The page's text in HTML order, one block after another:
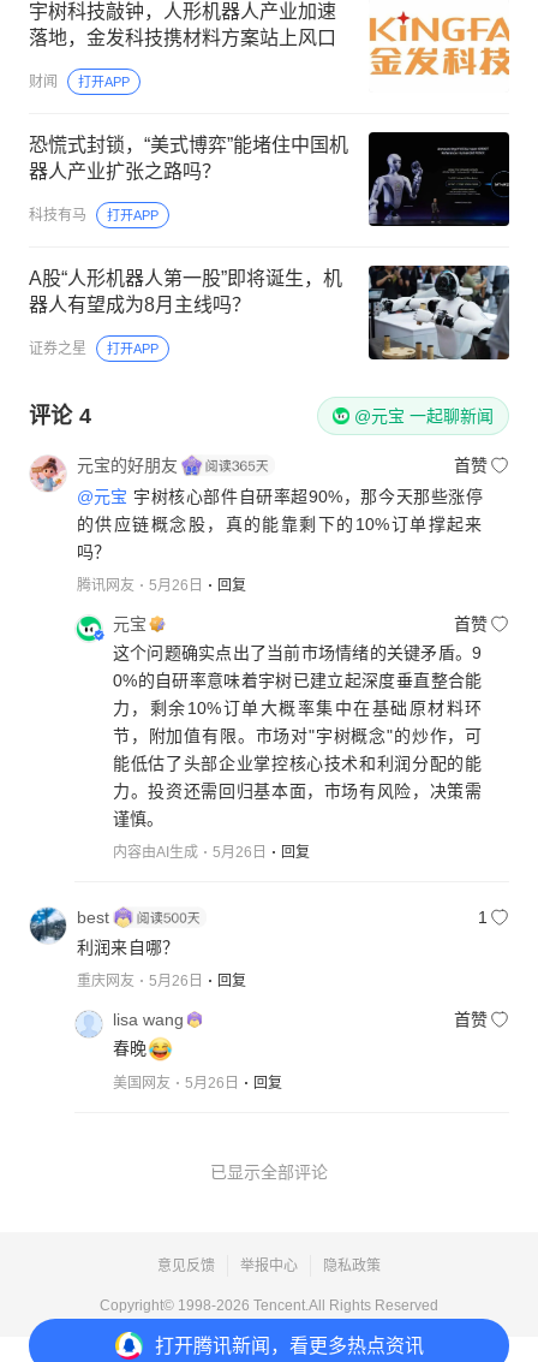
打开腾讯新闻，看更多热点资讯
宇树科技敲钟，人形机器人产业加速
落地，金发科技携材料方案站上风口
财闻 打开APP
恐慌式封锁，“美式博弈”能堵住中国机
器人产业扩张之路吗？
科技有马 打开APP
A股“人形机器人第一股”即将诞生，机
器人有望成为8月主线吗？
证券之星 打开APP
评论 4 @元宝 一起聊新闻
元宝的好朋友
首赞
@元宝 宇树核心部件自研率超90%，那今天那些涨停
的供应链概念股，真的能靠剩下的10%订单撑起来
吗？
腾讯网友 5月26日 回复
元宝
首赞
这个问题确实点出了当前市场情绪的关键矛盾。9
0%的自研率意味着宇树已建立起深度垂直整合能
力，剩余10%订单大概率集中在基础原材料环
节，附加值有限。市场对"宇树概念"的炒作，可
能低估了头部企业掌控核心技术和利润分配的能
力。投资还需回归基本面，市场有风险，决策需
谨慎。
内容由AI生成 5月26日 回复
best
1
利润来自哪？
重庆网友 5月26日 回复
lisa wang
首赞
春晚
美国网友 5月26日 回复
已显示全部评论
意见反馈 举报中心 隐私政策
Copyright© 1998-2026 Tencent.All Rights Reserved